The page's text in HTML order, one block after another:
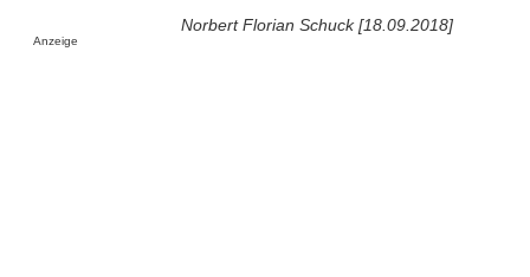
Norbert Florian Schuck [18.09.2018]
Anzeige